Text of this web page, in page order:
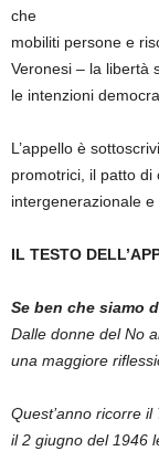
che
mobiliti persone e
Veronesi – la libertà
le intenzioni
L’appello è
promotrici, il patto di
intergenerazionale e
IL TESTO
Se ben che siamo
Dalle donne del No
una maggiore
Quest’anno ricorre
il 2 giugno del 1946